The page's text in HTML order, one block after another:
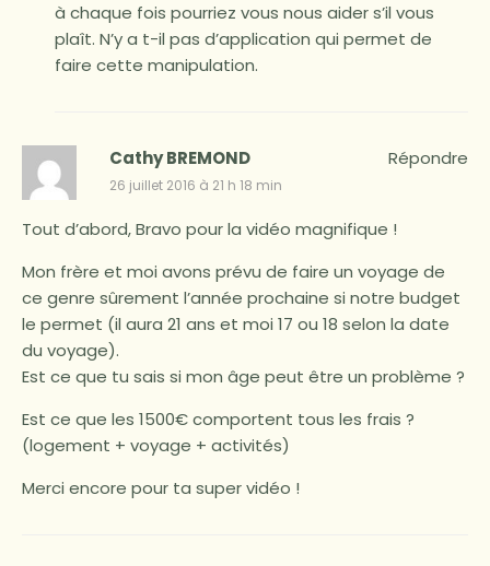
à chaque fois pourriez vous nous aider s’il vous
plaît. N’y a t-il pas d’application qui permet de
faire cette manipulation.
Cathy BREMOND
26 juillet 2016 à 21 h 18 min
Tout d’abord, Bravo pour la vidéo magnifique !
Mon frère et moi avons prévu de faire un voyage de
ce genre sûrement l’année prochaine si notre budget
le permet (il aura 21 ans et moi 17 ou 18 selon la date
du voyage).
Est ce que tu sais si mon âge peut être un problème ?
Est ce que les 1500€ comportent tous les frais ?
(logement + voyage + activités)
Merci encore pour ta super vidéo !
Répondre